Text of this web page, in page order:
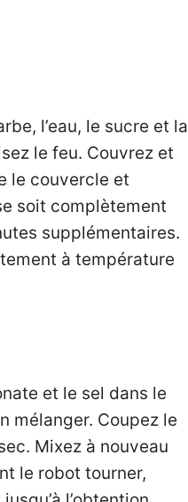
l’eau, le sucre et la
le feu. Couvrez et
le couvercle et
soit complètement
supplémentaires.
à température
et le sel dans le
mélanger. Coupez le
Mixez à nouveau
le robot tourner,